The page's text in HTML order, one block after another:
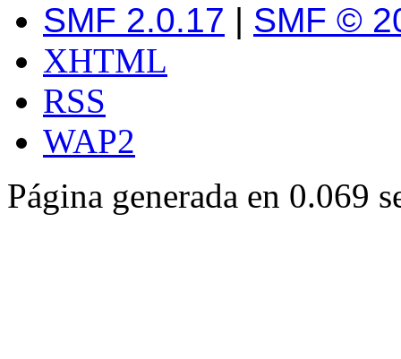
SMF 2.0.17 | SMF ©
XHTML
RSS
WAP2
Página generada en 0.069